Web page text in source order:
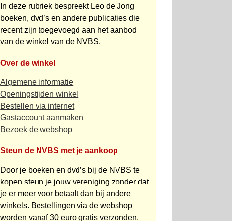
In deze rubriek bespreekt Leo de Jong
boeken, dvd’s en andere publicaties die
recent zijn toe­gevoegd aan het aanbod
van de winkel van de NVBS.
Over de winkel
Algemene informatie
Openingstijden winkel
Bestellen via internet
Gastaccount aanmaken
Bezoek de webshop
Steun de NVBS met je aankoop
Door je boeken en dvd’s bij de NVBS te
kopen steun je jouw vereniging zonder dat
je er meer voor betaalt dan bij andere
winkels. Bestellingen via de webshop
worden vanaf 30 euro gratis verzonden.